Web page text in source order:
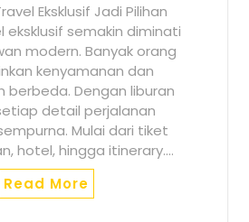
Eksklusif Jadi Pilihan
eksklusif semakin diminati
modern. Banyak orang
kenyamanan dan
berbeda. Dengan liburan
detail perjalanan
Mulai dari tiket
hotel, hingga itinerary.…
Read More